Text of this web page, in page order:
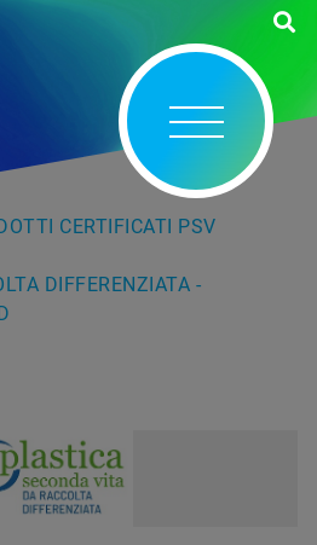
CERTIFICATI PSV
DIFFERENZIATA -